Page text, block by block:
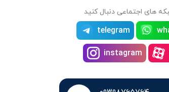
های اجتماعی دنبال کنید
telegram
instagram